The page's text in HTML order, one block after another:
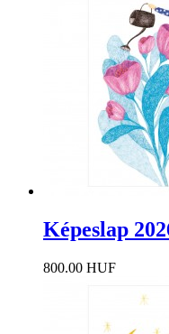
Képeslap
800.00 HUF